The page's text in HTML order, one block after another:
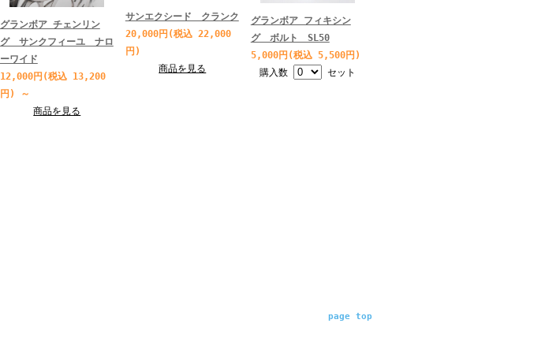
グランボア チェンリン
グ サンクフィーユ ナロ
ーワイド
12,000円(税込 13,200
円)
～
商品を見る
サンエクシード クランク
20,000円(税込 22,000
円)
商品を見る
グランボア フィキシン
グ ボルト SL50
5,000円(税込 5,500円)
購入数
セット
page top